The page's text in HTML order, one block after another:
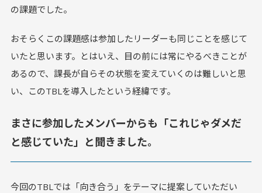
の課題でした。
おそらくこの課題感は参加したリーダーも同じことを感じて
いたと思います。とはいえ、目の前には常にやるべきことが
あるので、課長が自らその状態を変えていくのは難しいと思
い、このTBLを導入したという経緯です。
まさに参加したメンバーからも「これじゃダメだ
と感じていた」と聞きました。
今回のTBLでは「向き合う」をテーマに提案していただい